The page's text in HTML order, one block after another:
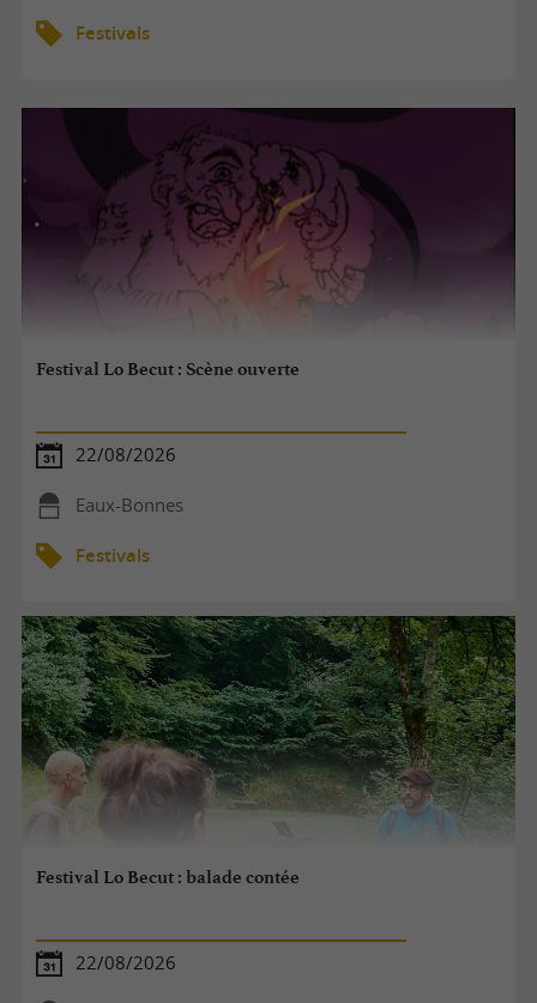
Festivals
Festival Lo Becut : Scène ouverte
22/08/2026
Eaux-Bonnes
Festivals
Festival Lo Becut : balade contée
22/08/2026